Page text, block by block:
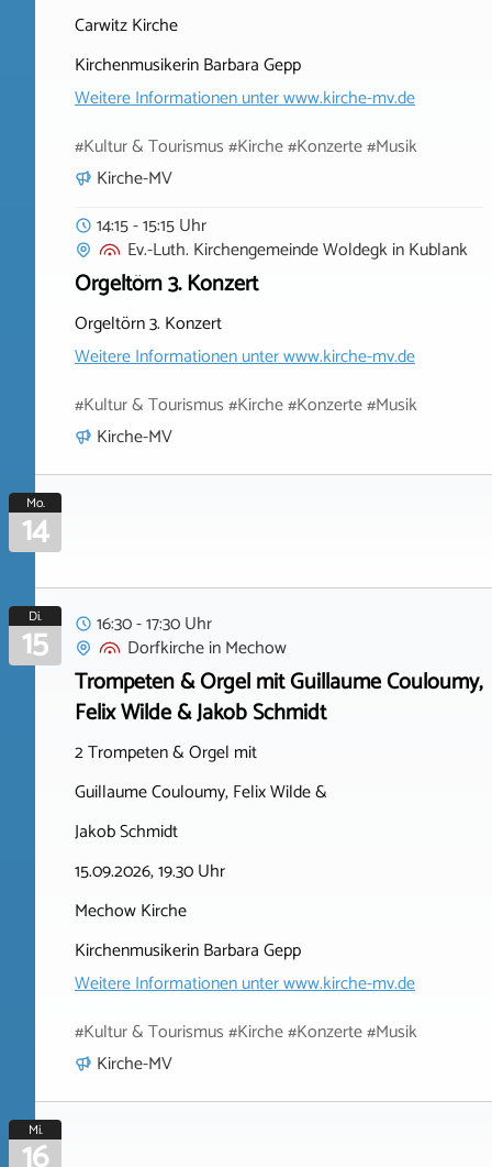
Carwitz Kirche
Kirchenmusikerin Barbara Gepp
Weitere Informationen unterwww.kirche-mv.de
#Kultur & Tourismus #Kirche #Konzerte #Musik
Kirche-MV
14:15 - 15:15 Uhr
Ev.-Luth. Kirchengemeinde WoldegkinKublank
Orgeltörn 3. Konzert
Orgeltörn 3. Konzert
Weitere Informationen unterwww.kirche-mv.de
#Kultur & Tourismus #Kirche #Konzerte #Musik
Kirche-MV
Mo.
14
Di.
15
16:30 - 17:30 Uhr
DorfkircheinMechow
Trompeten & Orgel mit Guillaume Couloumy,
Felix Wilde & Jakob Schmidt
2 Trompeten & Orgel mit
Guillaume Couloumy, Felix Wilde &
Jakob Schmidt
15.09.2026, 19.30 Uhr
Mechow Kirche
Kirchenmusikerin Barbara Gepp
Weitere Informationen unterwww.kirche-mv.de
#Kultur & Tourismus #Kirche #Konzerte #Musik
Kirche-MV
Mi.